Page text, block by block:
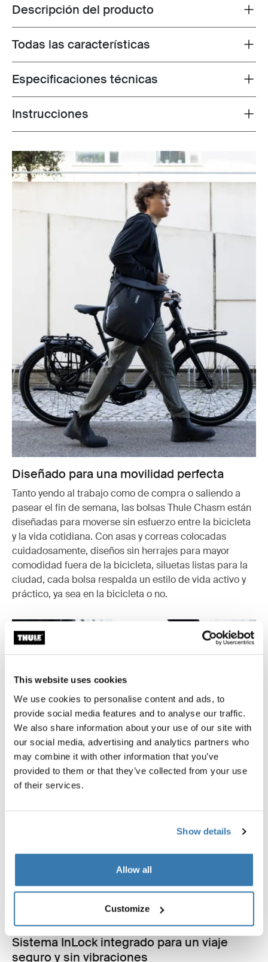
This website uses cookies
We use cookies to personalise content and ads, to
provide social media features and to analyse our traffic.
We also share information about your use of our site with
our social media, advertising and analytics partners who
may combine it with other information that you’ve
provided to them or that they’ve collected from your use
of their services.
Show details
Allow all
Customize
Toggle overview
Descripción del producto
Toggle features
Todas las características
Toggle techspec
Especificaciones técnicas
Toggle guides and instructions
Instrucciones
Diseñado para una movilidad perfecta
Tanto yendo al trabajo como de compra o saliendo a
pasear el fin de semana, las bolsas Thule Chasm están
diseñadas para moverse sin esfuerzo entre la bicicleta
y la vida cotidiana. Con asas y correas colocadas
cuidadosamente, diseños sin herrajes para mayor
comodidad fuera de la bicicleta, siluetas listas para la
ciudad, cada bolsa respalda un estilo de vida activo y
práctico, ya sea en la bicicleta o no.
Sistema InLock integrado para un viaje
seguro y sin vibraciones